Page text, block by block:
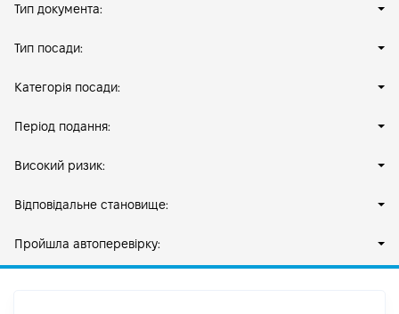
Тип документа:
Тип посади:
Категорія посади:
Період подання:
Високий ризик:
Відповідальне становище:
Пройшла автоперевірку: